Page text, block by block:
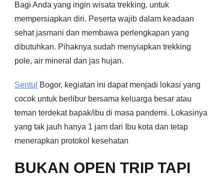
Bagi Anda yang ingin wisata trekking, untuk
mempersiapkan diri. Peserta wajib dalam keadaan
sehat jasmani dan membawa perlengkapan yang
dibutuhkan. Pihaknya sudah menyiapkan trekking
pole, air mineral dan jas hujan.
Sentul
Bogor, kegiatan ini dapat menjadi lokasi yang
cocok untuk berlibur bersama keluarga besar atau
teman terdekat bapak/ibu di masa pandemi. Lokasinya
yang tak jauh hanya 1 jam dari Ibu kota dan tetap
menerapkan protokol kesehatan
BUKAN OPEN TRIP TAPI